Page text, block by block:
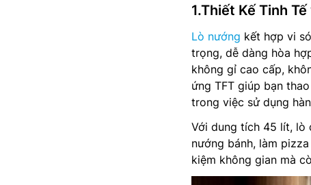
1.Thiết Kế Tinh
Lò nướng kết hợp vi
trọng, dễ dàng hòa
không gỉ cao cấp,
ứng TFT giúp bạn
trong việc sử dụng
Với dung tích 45 lít, lò
nướng bánh, làm
kiệm không gian mà